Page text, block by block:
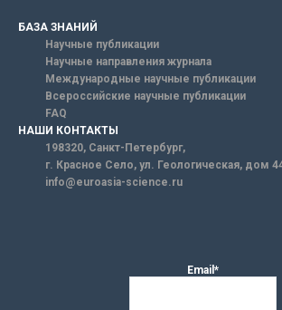
БАЗА ЗНАНИЙ
Научные публикации
Научные направления журнала
Международные научные публикации
Всероссийские научные публикации
FAQ
НАШИ КОНТАКТЫ
198320, Санкт-Петербург,
г. Красное Село, ул. Геологическая, дом
info@euroasia-science.ru
Email*